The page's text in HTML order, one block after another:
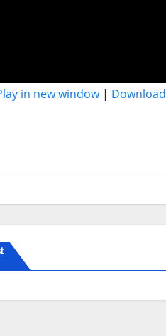
in new window| Download